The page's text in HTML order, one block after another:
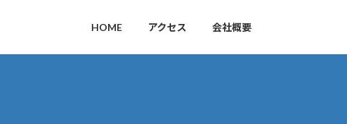
HOME アクセス 会社概要